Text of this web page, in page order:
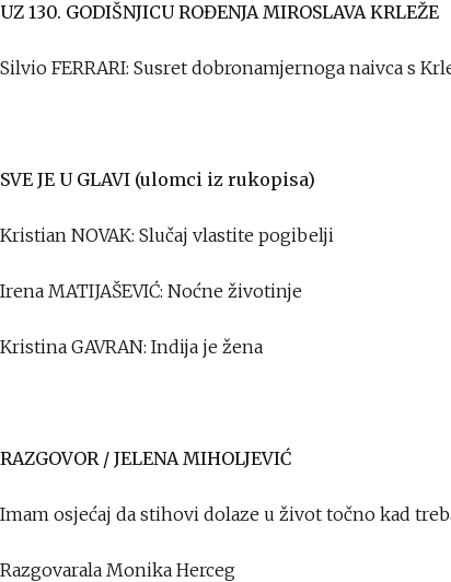
UZ 130. GODIŠNJICU ROĐENJA MIROSLAVA KRLEŽE
Silvio FERRARI: Susret dobronamjernoga naivca s
SVE JE U GLAVI (ulomci iz rukopisa)
Kristian NOVAK: Slučaj vlastite pogibelji
Irena MATIJAŠEVIĆ: Noćne životinje
Kristina GAVRAN: Indija je žena
RAZGOVOR / JELENA MIHOLJEVIĆ
Imam osjećaj da stihovi dolaze u život točno kad
Razgovarala Monika Herceg